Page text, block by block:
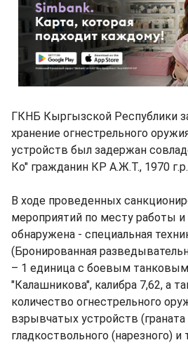
ГКНБ Кыргызской Республики
хранение огнестрельного
устройств был задержан
Ко" гражданин КР А.Ж.Т., 1970 г.р.
В ходе проведенных
мероприятий по месту работы
обнаружена - специальная
(Бронированная
– 1 единица с боевым
"Калашникова", калибра 7,62, а
количество огнестрельного
взрывчатых устройств
гладкоствольного (нарезного) и